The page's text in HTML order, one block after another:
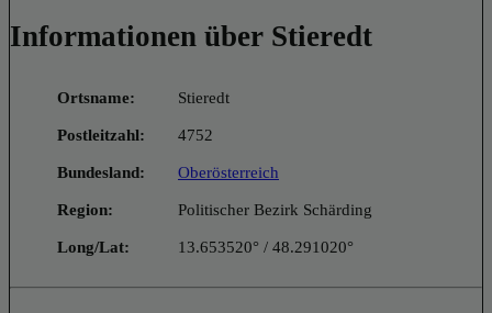
Informationen über Stieredt
Ortsname: Stieredt
Postleitzahl: 4752
Bundesland: Oberösterreich
Region: Politischer Bezirk Schärding
Long/Lat: 13.653520° / 48.291020°